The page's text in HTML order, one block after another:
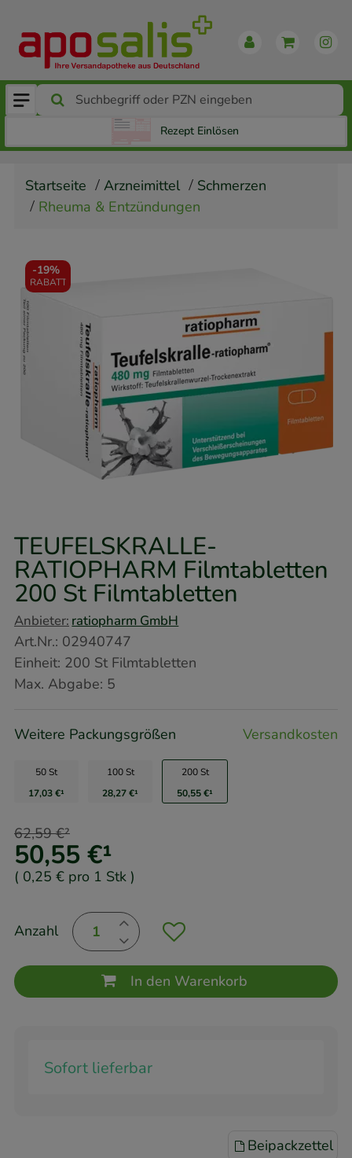
Rezept Einlösen
Startseite Arzneimittel
Schmerzen
Rheuma & Entzündungen
-19%
RABATT
TEUFELSKRALLE-
RATIOPHARM Filmtabletten
200 St Filmtabletten
Anbieter: ratiopharm GmbH
Art.Nr.: 02940747
Einheit: 200 StFilmtabletten
Max. Abgabe: 5
Weitere Packungsgrößen Versandkosten
50 St
17,03 €¹
100 St
28,27 €¹
200 St
50,55 €¹
50,55 €¹
62,59 €²
( 0,25 € pro 1 Stk )
Anzahl
In den Warenkorb
Sofort lieferbar
Beipackzettel